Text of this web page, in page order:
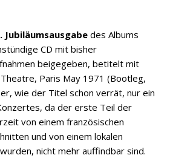
Jubiläumsausgabe des Albums
CD mit bisher
beigegeben, betitelt mit
Paris May 1971 (Bootleg,
wie der Titel schon verrät, nur ein
da der erste Teil der
von einem französischen
und von einem lokalen
nicht mehr auffindbar sind.